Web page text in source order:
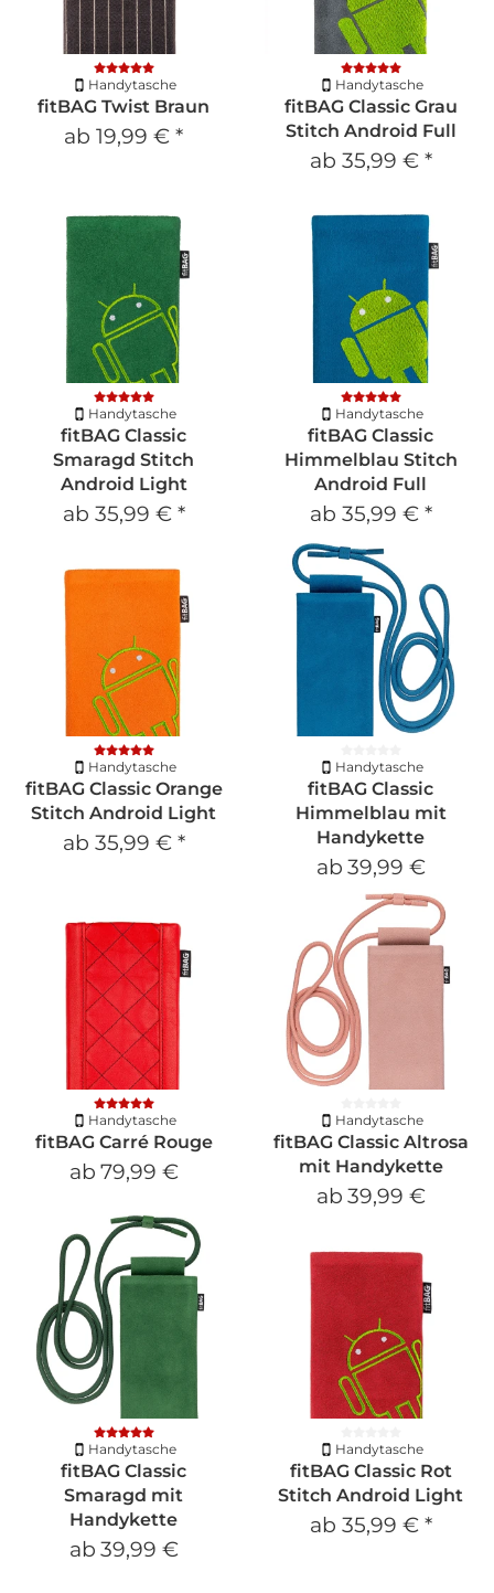
Handytasche
fitBAG Twist Braun
ab 19,99 € *
Handytasche
fitBAG Classic Grau
Stitch Android Full
ab 35,99 € *
Handytasche
fitBAG Classic
Smaragd Stitch
Android Light
ab 35,99 € *
Handytasche
fitBAG Classic
Himmelblau Stitch
Android Full
ab 35,99 € *
Handytasche
fitBAG Classic Orange
Stitch Android Light
ab 35,99 € *
Handytasche
fitBAG Classic
Himmelblau mit
Handykette
ab 39,99 €
Handytasche
fitBAG Carré Rouge
ab 79,99 €
Handytasche
fitBAG Classic Altrosa
mit Handykette
ab 39,99 €
Handytasche
fitBAG Classic
Smaragd mit
Handykette
ab 39,99 €
Handytasche
fitBAG Classic Rot
Stitch Android Light
ab 35,99 € *